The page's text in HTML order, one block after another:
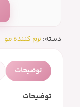
دسته: نرم کننده مو
توضیحات
توضیحات